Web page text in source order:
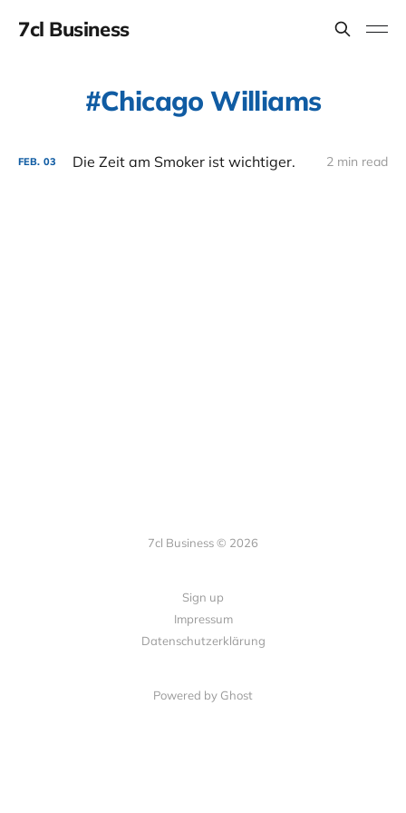
7cl Business
Chicago Williams
FEB. 03 Die Zeit am Smoker ist wichtiger. 2 min read
7cl Business © 2026
Sign up
Impressum
Datenschutzerklärung
Powered by Ghost